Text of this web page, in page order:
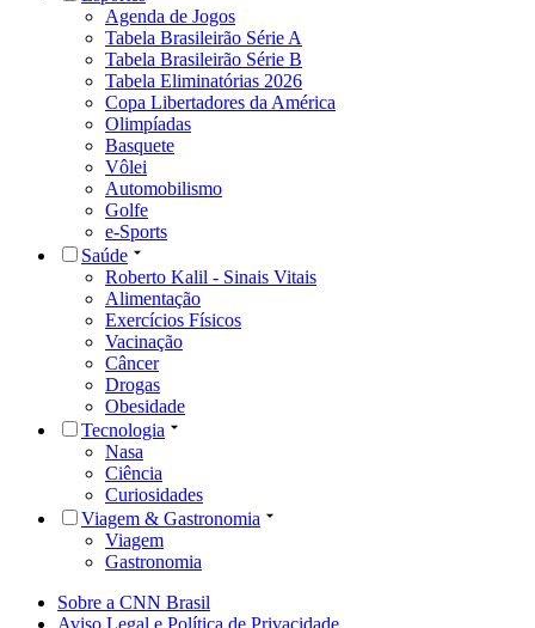
Agenda de Jogos
Tabela Brasileirão Série A
Tabela Brasileirão Série B
Tabela Eliminatórias 2026
Copa Libertadores da América
Olimpíadas
Basquete
Vôlei
Automobilismo
Golfe
e-Sports
Saúde
Roberto Kalil - Sinais Vitais
Alimentação
Exercícios Físicos
Vacinação
Câncer
Drogas
Obesidade
Tecnologia
Nasa
Ciência
Curiosidades
Viagem & Gastronomia
Viagem
Gastronomia
Sobre a CNN Brasil